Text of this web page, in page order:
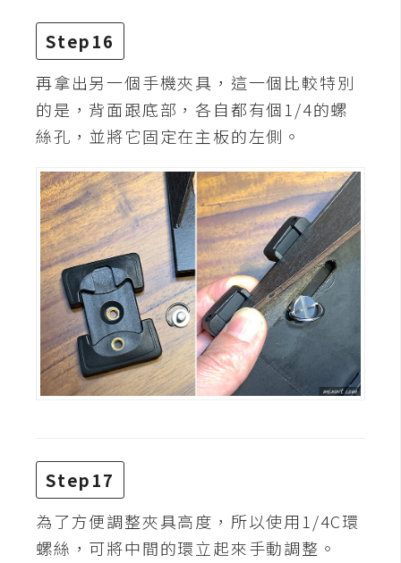
Step16
再拿出另一個手機夾具，這一個比較特別
的是，背面跟底部，各自都有個1/4的螺
絲孔，並將它固定在主板的左側。
Step17
為了方便調整夾具高度，所以使用1/4C環
螺絲，可將中間的環立起來手動調整。